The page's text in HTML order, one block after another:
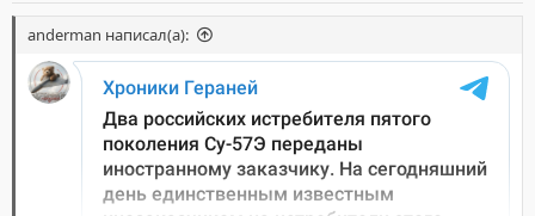
anderman написал(а):